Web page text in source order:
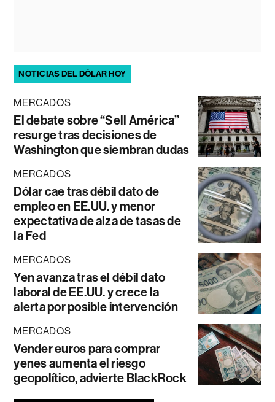
NOTICIAS DEL DÓLAR HOY
MERCADOS
El debate sobre “Sell América”
resurge tras decisiones de
Washington que siembran dudas
MERCADOS
Dólar cae tras débil dato de
empleo en EE.UU. y menor
expectativa de alza de tasas de
la Fed
MERCADOS
Yen avanza tras el débil dato
laboral de EE.UU. y crece la
alerta por posible intervención
MERCADOS
Vender euros para comprar
yenes aumenta el riesgo
geopolítico, advierte BlackRock